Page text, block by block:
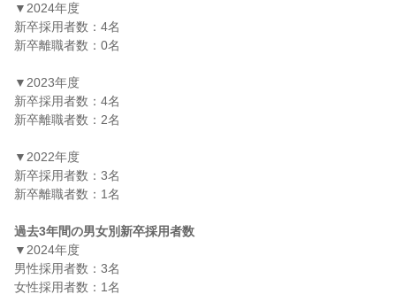
▼2024年度
新卒採用者数：4名
新卒離職者数：0名
▼2023年度
新卒採用者数：4名
新卒離職者数：2名
▼2022年度
新卒採用者数：3名
新卒離職者数：1名
過去3年間の男女別新卒採用者数
▼2024年度
男性採用者数：3名
女性採用者数：1名